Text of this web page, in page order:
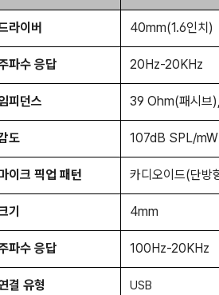
라이버 40mm(1.6인치)
파수 응답 20Hz-20KHz
피던스 39 Ohm(패시브
도 107dB SPL/mW
이크 픽업 패턴 카디오이드(단방
기 4mm
파수 응답 100Hz-20KHz
결 유형 USB